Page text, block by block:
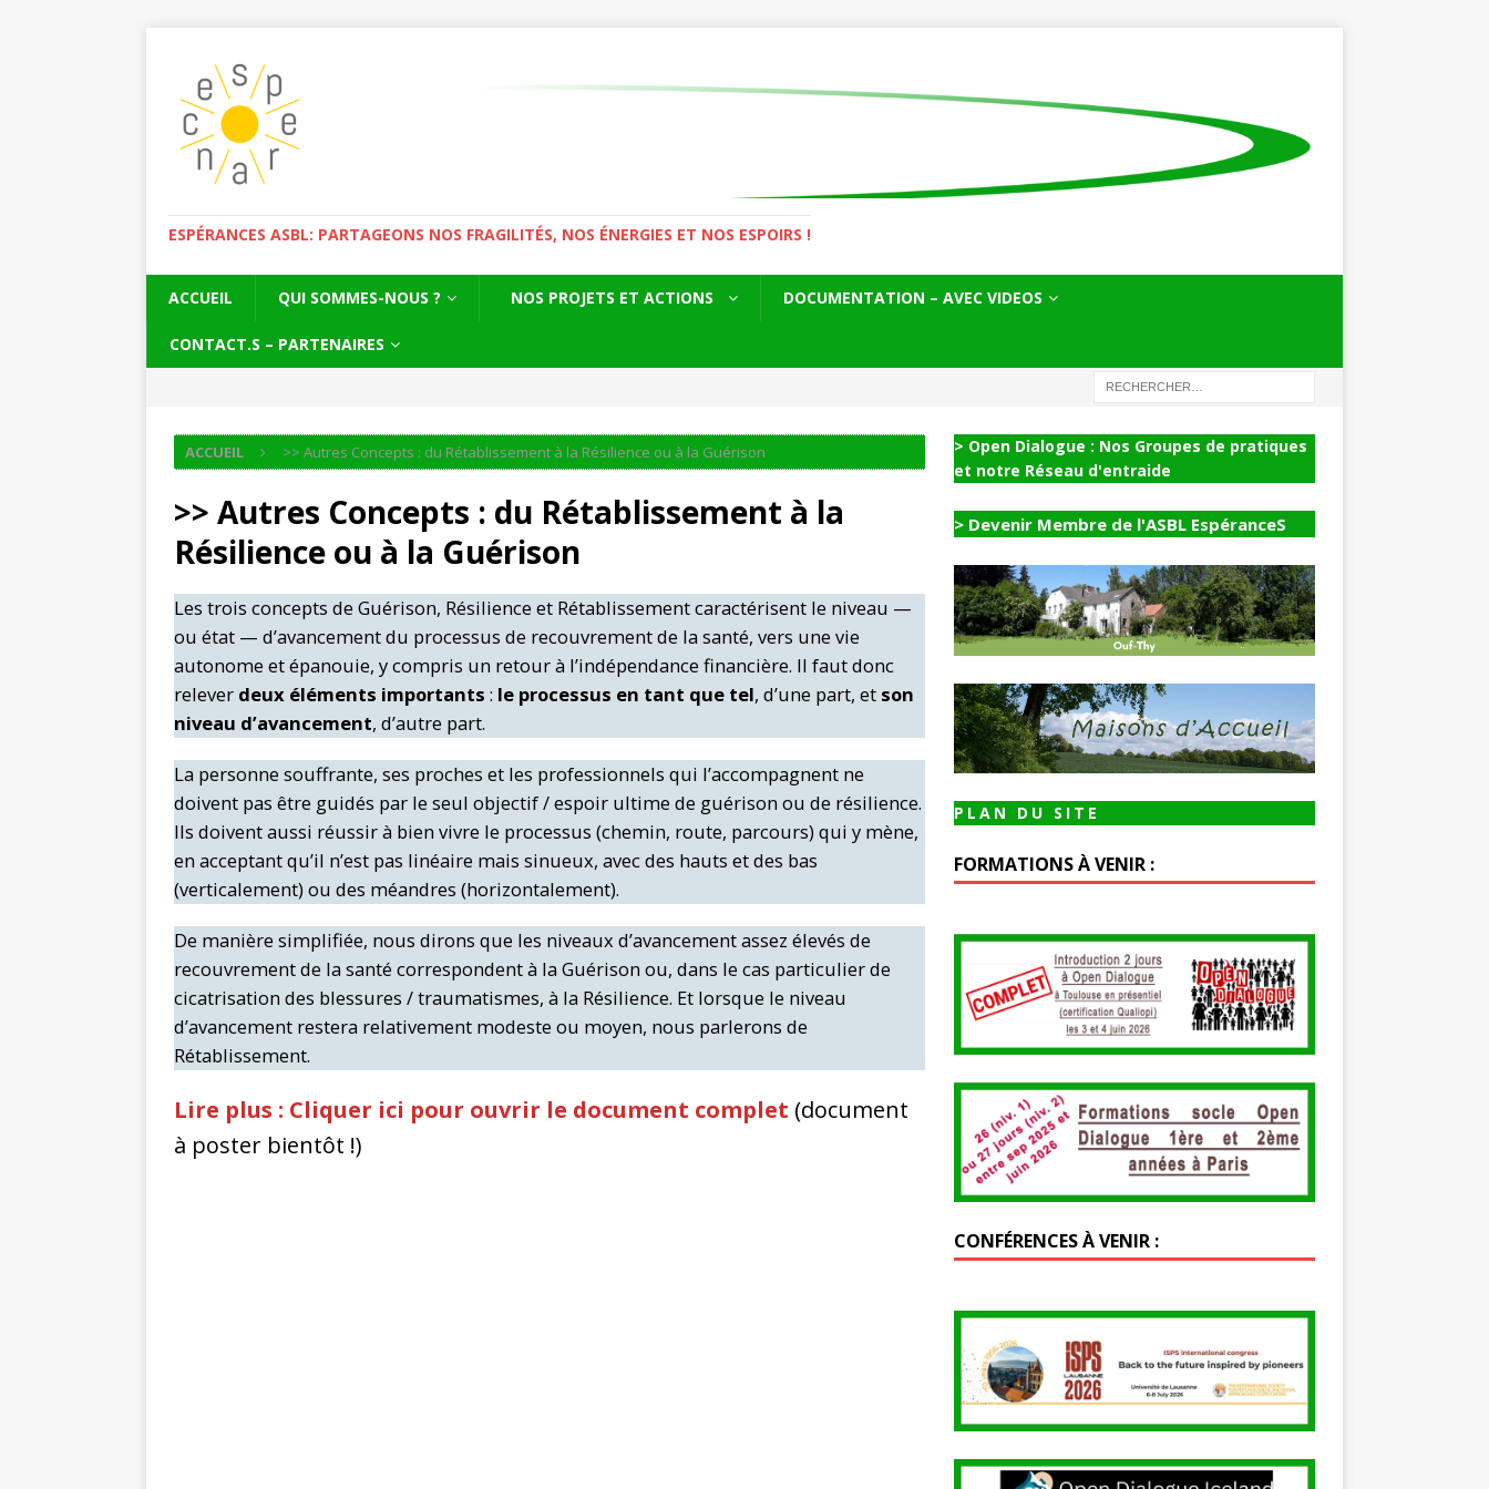
ESPÉRANCES ASBL: PARTAGEONS NOS FRAGILITÉS, NOS ÉNERGIES ET NOS ESPOIRS !
ACCUEIL QUI SOMMES-NOUS ? NOS PROJETS ET ACTIONS DOCUMENTATION – AVEC VIDEOS
CONTACT.S – PARTENAIRES
ACCUEIL >> Autres Concepts : du Rétablissement à la Résilience ou à la Guérison
>> Autres Concepts : du Rétablissement à la
Résilience ou à la Guérison
Les trois concepts de Guérison, Résilience et Rétablissement caractérisent le niveau —
ou état — d’avancement du processus de recouvrement de la santé, vers une vie
autonome et épanouie, y compris un retour à l’indépendance financière. Il faut donc
relever deux éléments importants : le processus en tant que tel, d’une part, et son
niveau d’avancement, d’autre part.
La personne souffrante, ses proches et les professionnels qui l’accompagnent ne
doivent pas être guidés par le seul objectif / espoir ultime de guérison ou de résilience.
Ils doivent aussi réussir à bien vivre le processus (chemin, route, parcours) qui y mène,
en acceptant qu’il n’est pas linéaire mais sinueux, avec des hauts et des bas
(verticalement) ou des méandres (horizontalement).
De manière simplifiée, nous dirons que les niveaux d’avancement assez élevés de
recouvrement de la santé correspondent à la Guérison ou, dans le cas particulier de
cicatrisation des blessures / traumatismes, à la Résilience. Et lorsque le niveau
d’avancement restera relativement modeste ou moyen, nous parlerons de
Rétablissement.
Lire plus : Cliquer ici pour ouvrir le document complet (document
à poster bientôt !)
> Open Dialogue : Nos Groupes de pratiques
et notre Réseau d'entraide
> Devenir Membre de l'ASBL EspéranceS
PLAN DU SITE
FORMATIONS À VENIR :
CONFÉRENCES À VENIR :